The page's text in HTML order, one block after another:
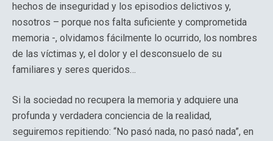
hechos de inseguridad y los episodios delictivos y,
nosotros – porque nos falta suficiente y comprometida
memoria -, olvidamos fácilmente lo ocurrido, los nombres
de las víctimas y, el dolor y el desconsuelo de su
familiares y seres queridos…
Si la sociedad no recupera la memoria y adquiere una
profunda y verdadera conciencia de la realidad,
seguiremos repitiendo: “No pasó nada, no pasó nada”, en